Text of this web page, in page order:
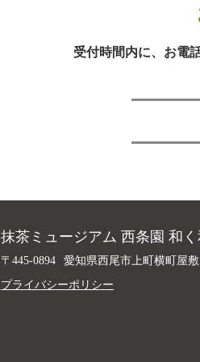
受付時間内に、お電
抹茶ミュージアム 西条園 和く
〒445-0894 愛知県西尾市上町横町屋
プライバシーポリシー